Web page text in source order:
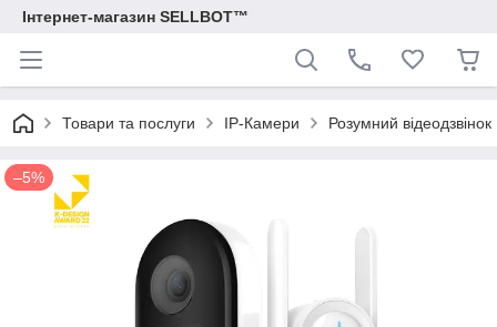
Інтернет-магазин SELLBOT™
Товари та послуги IP-Камери Розумний
–5%